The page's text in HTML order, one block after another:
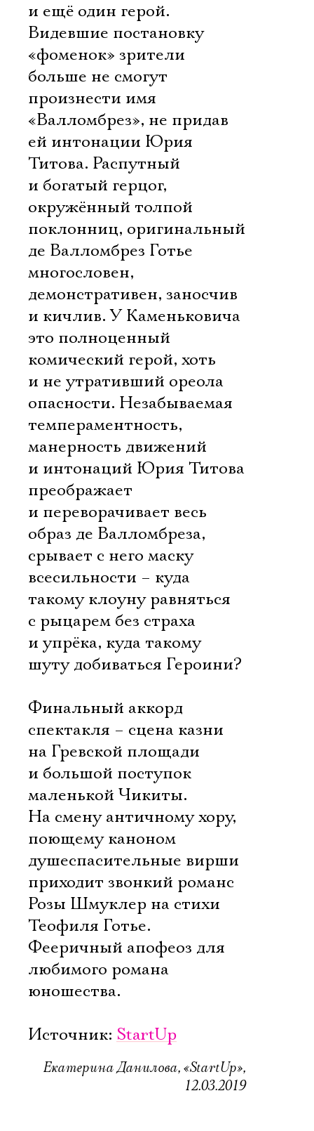
и ещё один герой.
Видевшие постановку
«фоменок» зрители
больше не смогут
произнести имя
«Валломбрез», не придав
ей интонации Юрия
Титова. Распутный
и богатый герцог,
окружённый толпой
поклонниц, оригинальный
де Валломбрез Готье
многословен,
демонстративен, заносчив
и кичлив. У Каменьковича
это полноценный
комический герой, хоть
и не утративший ореола
опасности. Незабываемая
темпераментность,
манерность движений
и интонаций Юрия Титова
преображает
и переворачивает весь
образ де Валломбреза,
срывает с него маску
всесильности – куда
такому клоуну равняться
с рыцарем без страха
и упрёка, куда такому
шуту добиваться Героини?
Финальный аккорд
спектакля – сцена казни
на Гревской площади
и большой поступок
маленькой Чикиты.
На смену античному хору,
поющему каноном
душеспасительные вирши
приходит звонкий романс
Розы Шмуклер на стихи
Теофиля Готье.
Фееричный апофеоз для
любимого романа
юношества.
Источник: StartUp
Екатерина Данилова, «StartUp»,
12.03.2019
Электропочта
Имя